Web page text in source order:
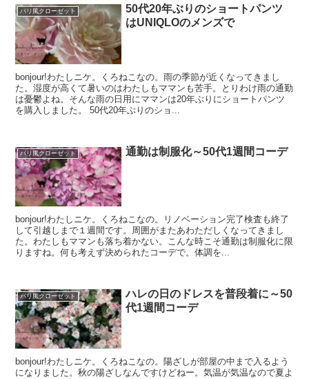
パリ風クローゼット
50代20年ぶりのショートパンツ
はUNIQLOのメンズで
bonjour!わたしニケ。くろねこなの。雨の季節が近くなってきまし
た。湿度が高くて暑いのはわたしもママンも苦手。とりわけ雨の通勤
は憂鬱よね。そんな雨の日用にママンは20年ぶりにショートパンツ
を購入しました。 50代20年ぶりのショ...
パリ風クローゼット 通勤は制服化～50代1週間コーデ
bonjour!わたしニケ。くろねこなの。リノベーション完了検査も終了
して引越しまで１週間です。周囲がまたあわただしくなってきまし
た。わたしもママンも落ち着かない。こんな時こそ通勤は制服化に限
りますね。何も考えず決められたコーデで。体調を...
パリ風クローゼット
ハレの日のドレスを普段着に～50
代1週間コーデ
bonjour!わたしニケ。くろねこなの。陽ざしが部屋の中まで入るよう
になりました。秋の陽ざしなんですけどねー。気温が気温なので夏よ